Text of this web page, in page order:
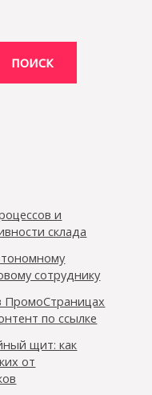
ПОИСК
и
склада
сотруднику
ПромоСтраницах
по ссылке
щит: как
от